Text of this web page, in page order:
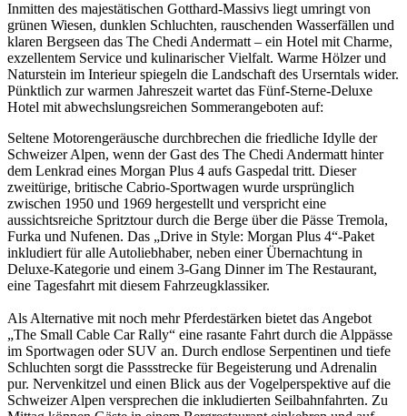
Inmitten des majestätischen Gotthard-Massivs liegt umringt von
grünen Wiesen, dunklen Schluchten, rauschenden Wasserfällen und
klaren Bergseen das The Chedi Andermatt – ein Hotel mit Charme,
exzellentem Service und kulinarischer Vielfalt. Warme Hölzer und
Naturstein im Interieur spiegeln die Landschaft des Urserntals wider.
Pünktlich zur warmen Jahreszeit wartet das Fünf-Sterne-Deluxe
Hotel mit abwechslungsreichen Sommerangeboten auf:
Seltene Motorengeräusche durchbrechen die friedliche Idylle der
Schweizer Alpen, wenn der Gast des The Chedi Andermatt hinter
dem Lenkrad eines Morgan Plus 4 aufs Gaspedal tritt. Dieser
zweitürige, britische Cabrio-Sportwagen wurde ursprünglich
zwischen 1950 und 1969 hergestellt und verspricht eine
aussichtsreiche Spritztour durch die Berge über die Pässe Tremola,
Furka und Nufenen. Das „Drive in Style: Morgan Plus 4“-Paket
inkludiert für alle Autoliebhaber, neben einer Übernachtung in
Deluxe-Kategorie und einem 3-Gang Dinner im The Restaurant,
eine Tagesfahrt mit diesem Fahrzeugklassiker.
Als Alternative mit noch mehr Pferdestärken bietet das Angebot
„The Small Cable Car Rally“ eine rasante Fahrt durch die Alppässe
im Sportwagen oder SUV an. Durch endlose Serpentinen und tiefe
Schluchten sorgt die Passstrecke für Begeisterung und Adrenalin
pur. Nervenkitzel und einen Blick aus der Vogelperspektive auf die
Schweizer Alpen versprechen die inkludierten Seilbahnfahrten. Zu